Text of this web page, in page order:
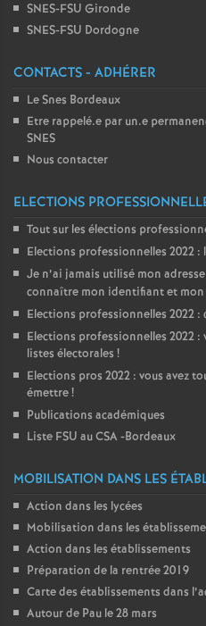
SNES-FSU Gironde
SNES-FSU Dordogne
CONTACTS - ADHÉRER
Le Snes Bordeaux
Etre rappelé.e par un.e
SNES
Nous contacter
ELECTIONS
Tout sur les élections
Elections professionnelles 2022
Je n’ai jamais utilisé mon
connaître mon identifiant et mon
Elections professionnelles 2022 :
Elections professionnelles 2022
listes électorales !
Elections pros 2022 : vous avez
émettre!
Publications académiques
Liste FSU au CSA -Bordeaux
MOBILISATION DANS LES
Action dans les lycées
Mobilisation dans les
Action dans les établissements
Préparation de la rentrée 2019
Carte des établissements dans
Autour de Pau le 28 mars